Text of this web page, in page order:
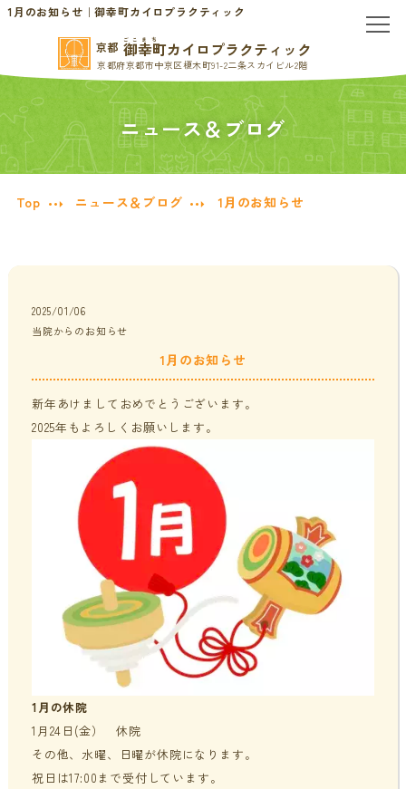
1月のお知らせ｜御幸町カイロプラクティック
京都 ごこまち
御幸町カイロプラクティック
京都府京都市中京区榎木町91-2二条スカイビル2階
TOP
当院のご案内
慢性的な頭痛・首こり
腰痛・ぎっくり腰
貧血・低血糖・疲れやすさ
オフィスワークの体の悩み
家事・育児でたまる体の疲れ
年齢とともに変わる体調サポート
血液検査でわかるあなたの健康サイン
患者様の声
分子栄養学/オーソモレキュラー
分子整合栄養医学／オーソモレキュラーとは
分子整合栄養医学／オーソモレキュラーの血液検査と栄養療法
体調不良で異常無しといわれてしまうのは？
はじめての栄養相談はこちら
分子整合栄養医学を勉強したい方に
提携医療機関
ニュース＆ブログ
採用情報
ニュース＆ブログ
Top ニュース＆ブログ 1月のお知らせ
2025/01/06
当院からのお知らせ
1月のお知らせ
新年あけましておめでとうございます。
2025年もよろしくお願いします。
1月の休院
1月24日(金） 休院
その他、水曜、日曜が休院になります。
祝日は17:00まで受付しています。